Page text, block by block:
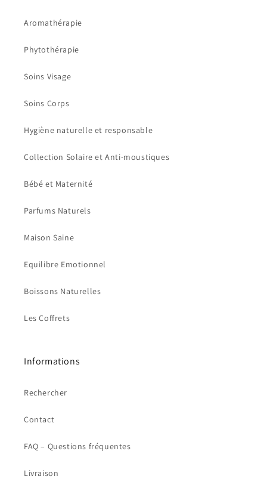
Aromathérapie
Phytothérapie
Soins Visage
Soins Corps
Hygiène naturelle et responsable
Collection Solaire et Anti-moustiques
Bébé et Maternité
Parfums Naturels
Maison Saine
Equilibre Emotionnel
Boissons Naturelles
Les Coffrets
Informations
Rechercher
Contact
FAQ – Questions fréquentes
Livraison